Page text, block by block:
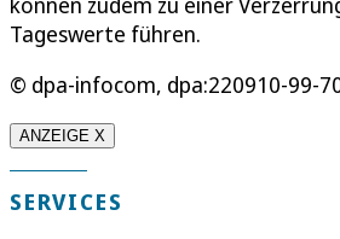
Tageswerte führen.
© dpa-infocom, dpa:220910-99-
ANZEIGE X
SERVICES